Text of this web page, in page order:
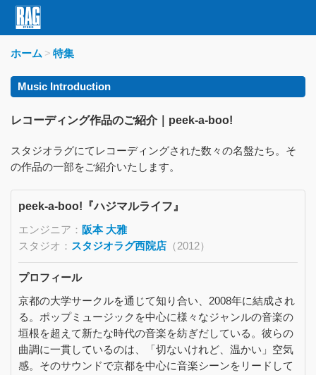
ホーム 特集
Music Introduction
レコーディング作品のご紹介｜peek-a-boo!
スタジオラグにてレコーディングされた数々の名盤たち。そ
の作品の一部をご紹介いたします。
peek-a-boo!『ハジマルライフ』
エンジニア： 阪本 大雅
スタジオ： スタジオラグ西院店（2012）
プロフィール
京都の大学サークルを通じて知り合い、2008年に結成され
る。ポップミュージックを中心に様々なジャンルの音楽の
垣根を超えて新たな時代の音楽を紡ぎだしている。彼らの
曲調に一貫しているのは、「切ないけれど、温かい」空気
感。そのサウンドで京都を中心に音楽シーンをリードして